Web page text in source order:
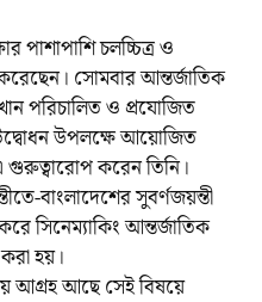
পাশাপাশি চলচ্চিত্র ও
সোমবার আন্তর্জাতিক
পরিচালিত ও প্রযোজিত
উপলক্ষে আয়োজিত
গুরুত্বারোপ করেন তিনি।
বাংলাদেশের সুবর্ণজয়ন্তী
সিনেম্যাকিং আন্তর্জাতিক
হয়।
আগ্রহ আছে সেই বিষয়ে